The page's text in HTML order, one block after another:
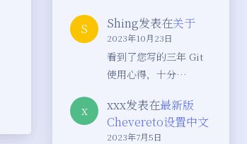
S Shing发表在关于
2023年10月23日
看到了您写的三年 Git
使用心得，十分…
x xxx发表在最新版
Chevereto设置中文
2023年7月5日